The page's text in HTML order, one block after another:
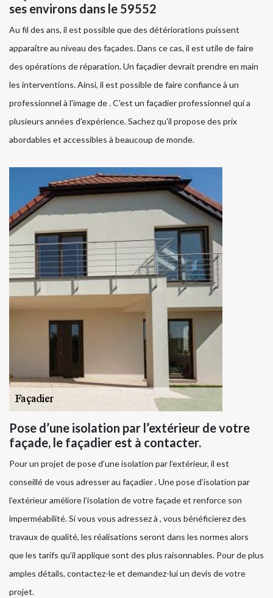
ses environs dans le 59552
Au fil des ans, il est possible que des détériorations puissent
apparaître au niveau des façades. Dans ce cas, il est utile de faire
des opérations de réparation. Un façadier devrait prendre en main
les interventions. Ainsi, il est possible de faire confiance à un
professionnel à l'image de . C'est un façadier professionnel qui a
plusieurs années d'expérience. Sachez qu'il propose des prix
abordables et accessibles à beaucoup de monde.
Pose d’une isolation par l’extérieur de votre
façade, le façadier est à contacter.
Pour un projet de pose d’une isolation par l’extérieur, il est
conseillé de vous adresser au façadier . Une pose d’isolation par
l’extérieur améliore l’isolation de votre façade et renforce son
imperméabilité. Si vous vous adressez à , vous bénéficierez des
travaux de qualité, les réalisations seront dans les normes alors
que les tarifs qu’il applique sont des plus raisonnables. Pour de plus
amples détails, contactez-le et demandez-lui un devis de votre
projet.